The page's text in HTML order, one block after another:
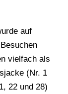
auf
vielfach als
(Nr. 1
22 und 28)